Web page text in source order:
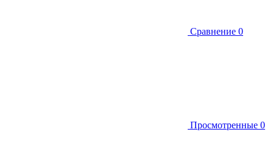
Сравнение 0
Просмотренные 0